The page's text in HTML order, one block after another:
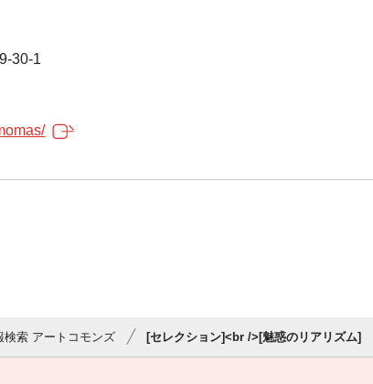
30-1
検索 アートコモンズ [セレクション]<br />[魅惑のリアリズム]